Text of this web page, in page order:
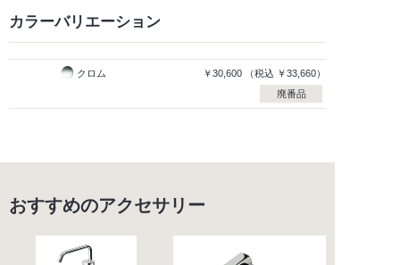
カラーバリエーション
クロム ￥30,600 （税込 ￥33,660）
廃番品
おすすめのアクセサリー